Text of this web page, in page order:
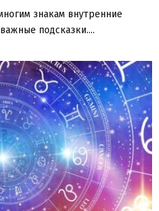
знакам внутренние
подсказки....